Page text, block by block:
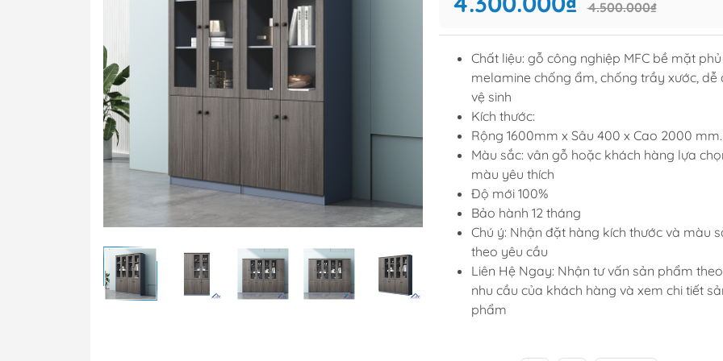
Ghế training
Sofa văng
Sofa góc
Sofa bộ
Sofa phòng chờ thư giãn
Sofa giường
Bàn trà
4.500.000₫
Chất liệu: gỗ công nghiệp MFC bề mặt phủ
melamine chống ẩm, chống trầy xước, dễ
vệ sinh
Kích thước:
Rộng 1600mm x Sâu 400 x Cao 2000 mm.
Màu sắc: vân gỗ hoặc khách hàng lựa
màu yêu thích
Độ mới 100%
Bảo hành 12 tháng
Chú ý: Nhận đặt hàng kích thước và màu
theo yêu cầu
Liên Hệ Ngay: Nhận tư vấn sản phẩm theo
nhu cầu của khách hàng và xem chi tiết
phẩm